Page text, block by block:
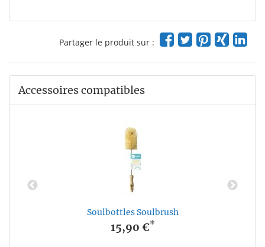
Partager le produit sur :
Accessoires compatibles
Soulbottles Soulbrush
15,90 €*